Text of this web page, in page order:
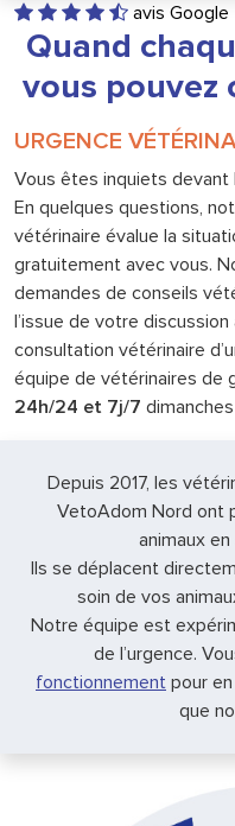
avis Google
Quand
vous pouvez
URGENCE
Vous êtes inquiets devant
En quelques questions,
vétérinaire évalue la
gratuitement avec vous.
demandes de conseils
l’issue de votre
consultation vétérinaire
équipe de vétérinaires de
24h/24 et 7j/7
Depuis 2017, les
VetoAdom Nord ont
animaux
Ils se déplacent
soin de vos
Notre équipe est
de l’urgence.
fonctionnement pour
que